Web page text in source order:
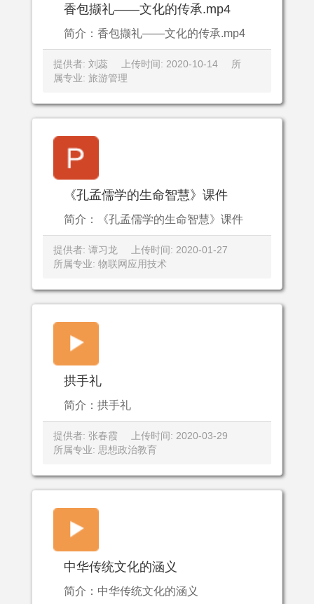
香包撷礼——文化的传承.mp4
简介：香包撷礼——文化的传承.mp4
提供者: 刘蕊 上传时间: 2020-10-14
所
属专业: 旅游管理
《孔孟儒学的生命智慧》课件
简介：《孔孟儒学的生命智慧》课件
提供者: 谭习龙
上传时间: 2020-01-27
所属专业: 物联网应用技术
拱手礼
简介：拱手礼
提供者: 张春霞
上传时间: 2020-03-29
所属专业: 思想政治教育
中华传统文化的涵义
简介：中华传统文化的涵义